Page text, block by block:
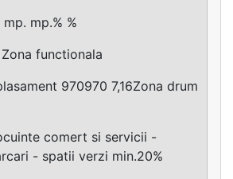
mp.% %
functionala
970970 7,16Zona drum
comert si servicii -
- spatii verzi min.20%